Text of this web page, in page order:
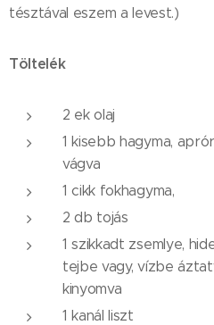
tésztával eszem a levest.)
Töltelék
2 ek olaj
1 kisebb hagyma,
vágva
1 cikk fokhagyma,
2 db tojás
1 szikkadt zsemlye,
tejbe vagy, vízbe
kinyomva
1 kanál liszt